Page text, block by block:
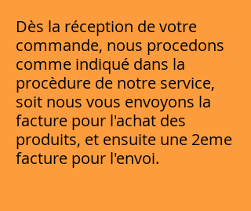
Dès la réception de votre
commande, nous procedons
comme indiqué dans la
procèdure de notre service,
soit nous vous envoyons la
facture pour l'achat des
produits, et ensuite une 2eme
facture pour l'envoi.